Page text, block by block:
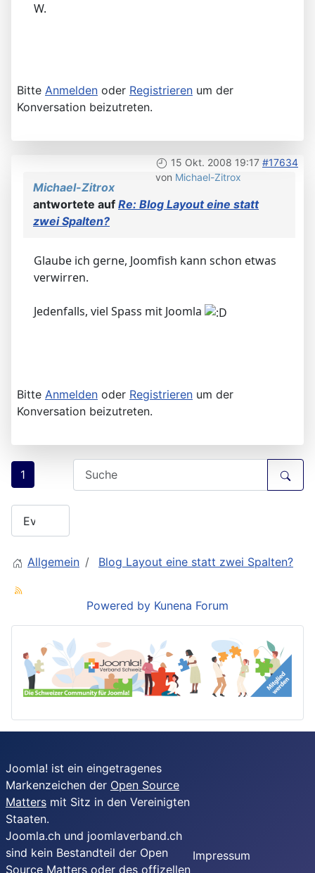
W.
Bitte Anmelden oder Registrieren um der
Konversation beizutreten.
15 Okt. 2008 19:17 #17634
von Michael-Zitrox
Michael-Zitrox
antwortete auf Re: Blog Layout eine statt
zwei Spalten?
Glaube ich gerne, Joomfish kann schon etwas
verwirren.
Jedenfalls, viel Spass mit Joomla
Bitte Anmelden oder Registrieren um der
Konversation beizutreten.
1
Allgemein Blog Layout eine statt zwei Spalten?
Powered by Kunena Forum
Joomla! ist ein eingetragenes
Markenzeichen der Open Source
Matters mit Sitz in den Vereinigten
Staaten.
Joomla.ch und joomlaverband.ch
sind kein Bestandteil der Open
Source Matters oder des offizellen
Impressum